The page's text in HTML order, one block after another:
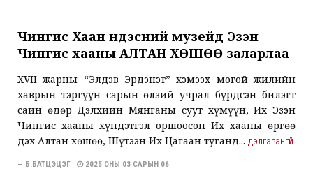
Чингис Хаан үндэсний музейд Эзэн
Чингис хааны АЛТАН ХӨШӨӨ заларлаа
XVII жарны “Элдэв Эрдэнэт” хэмээх могой жилийн
хаврын тэргүүн сарын өлзий учрал бүрдсэн билэгт
сайн өдөр Дэлхийн Мянганы суут хүмүүн, Их Эзэн
Чингис хааны хүндэтгэл оршоосон Их хааны өргөө
дэх Алтан хөшөө, Шүтээн Их Цагаан туганд... ДЭЛГЭРЭНГҮЙ
— Б.БАТЦЭЦЭГ 2025 ОНЫ 03 САРЫН 06